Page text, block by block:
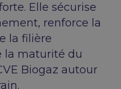
Elle sécurise
renforce la
la filière
la maturité du
Biogaz autour